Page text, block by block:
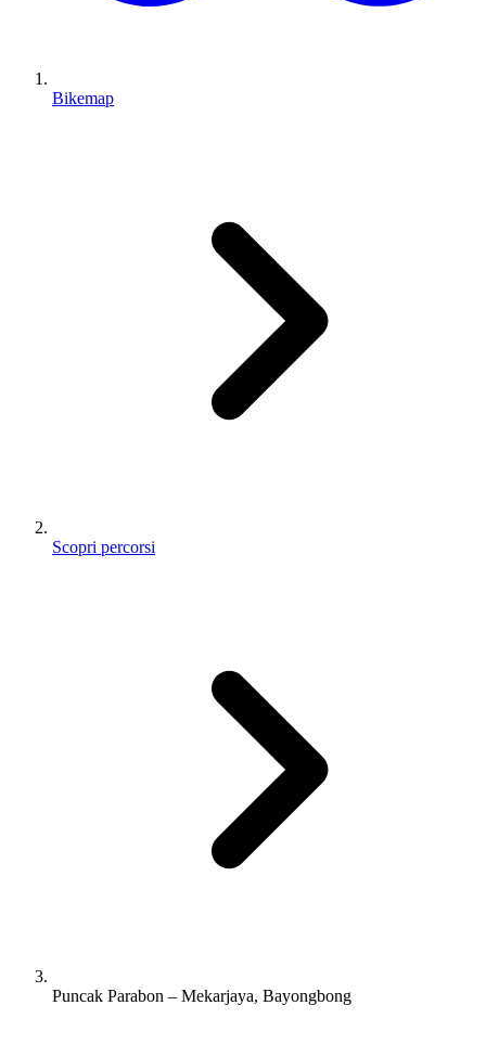
Bikemap
Scopri percorsi
Puncak Parabon – Mekarjaya, Bayongbong